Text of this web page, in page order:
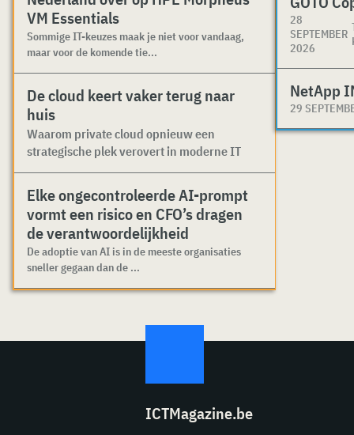
VM Essentials
Sommige IT-keuzes maak je niet voor vandaag,
maar voor de komende tie...
De cloud keert vaker terug naar
huis
Waarom private cloud opnieuw een
strategische plek verovert in moderne IT
Elke ongecontroleerde AI-prompt
vormt een risico en CFO’s dragen
de verantwoordelijkheid
De adoptie van AI is in de meeste organisaties
sneller gegaan dan de ...
28
SEPTEMBER
2026
NetApp
29
ICTMagazine.be